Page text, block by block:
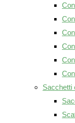
Sacchetti